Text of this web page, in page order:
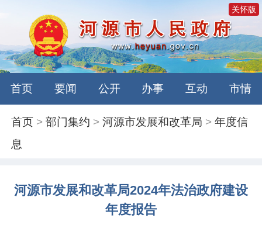
关怀版
首页 要闻 公开 办事 互动 市情
首页 >部门集约 >河源市发展和改革局 >年度信
息
河源市发展和改革局2024年法治政府建设
年度报告